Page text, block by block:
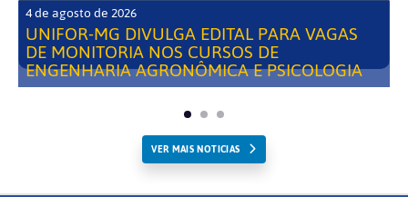
4 de agosto de 2026
UNIFOR-MG DIVULGA EDITAL PARA VAGAS
DE MONITORIA NOS CURSOS DE
ENGENHARIA AGRONÔMICA E PSICOLOGIA
VER MAIS NOTICIAS